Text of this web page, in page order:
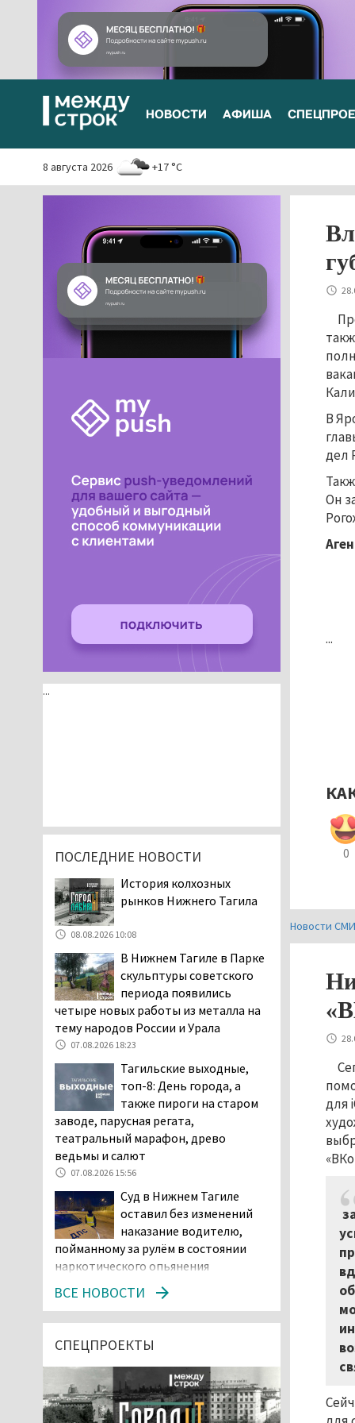
НОВОСТИ АФИША
8 августа 2026 +17 °C
В
дел
Он
...
0
Новости
для
...
ПОСЛЕДНИЕ НОВОСТИ
История колхозных
рынков Нижнего Тагила
08.08.2026 10:08
В Нижнем Тагиле в Парке
скульптуры советского
периода появились
четыре новых работы из металла на
тему народов России и Урала
07.08.2026 18:23
Тагильские выходные,
топ-8: День города, а
также пироги на старом
заводе, парусная регата,
театральный марафон, древо
ведьмы и салют
07.08.2026 15:56
Суд в Нижнем Тагиле
оставил без изменений
наказание водителю,
пойманному за рулём в состоянии
наркотического опьянения
ДТП под Екатеринбургом
Тагильские спасатели
проникли в квартиру
через балкон, чтобы
ВСЕ НОВОСТИ
СПЕЦПРОЕКТЫ